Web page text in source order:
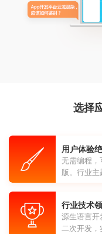
选择
用户体验
无需编程，
版。行业
行业技术
源生语言开
二次开发，